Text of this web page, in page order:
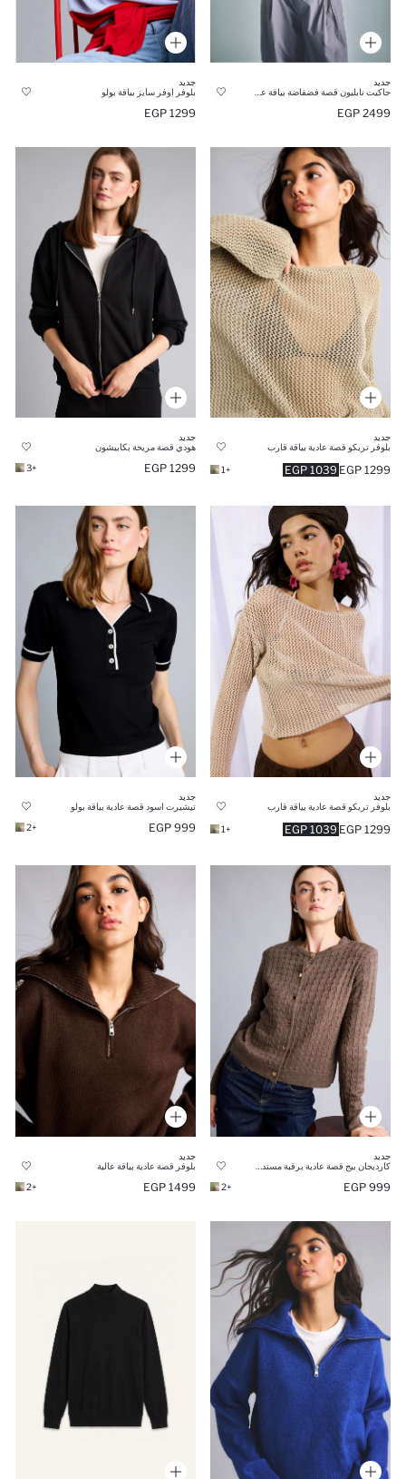
جديد
2499 EGP
جديد
بلوفر اوفر سايز بياقة بولو
1299 EGP
جديد
بلوفر تريكو قصة عادية بياقة قارب
1039 EGP 1299 EGP
+1
جديد
هودي قصة مريحة بكابيشون
1299 EGP
+3
جديد
بلوفر تريكو قصة عادية بياقة قارب
1039 EGP 1299 EGP
+1
جديد
تيشيرت اسود قصة عادية بياقة بولو
999 EGP
+2
جديد
999 EGP
+2
جديد
بلوفر قصة عادية بياقة عالية
1499 EGP
+2